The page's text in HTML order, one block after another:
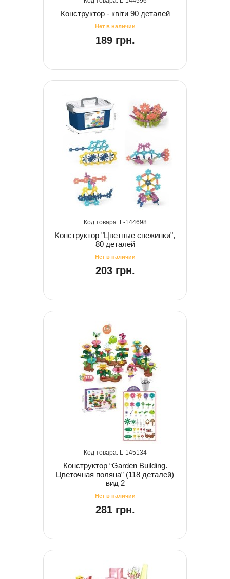
Конструктор - квіти 90 деталей
189 грн.
144698
Конструктор "Цветные снежинки",
80 деталей
203 грн.
145134
Конструктор “Garden Building.
Цветочная поляна” (118 деталей)
вид 2
281 грн.